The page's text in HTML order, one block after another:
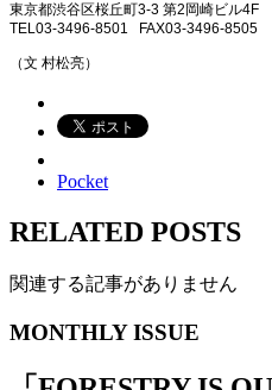
東京都渋谷区桜丘町3-3 第2 岡崎ビル4F
TEL03-3496-8501 FAX03-3496-8505
（文 村松亮）
Pocket
RELATED POSTS
関連する記事がありません
MONTHLY ISSUE